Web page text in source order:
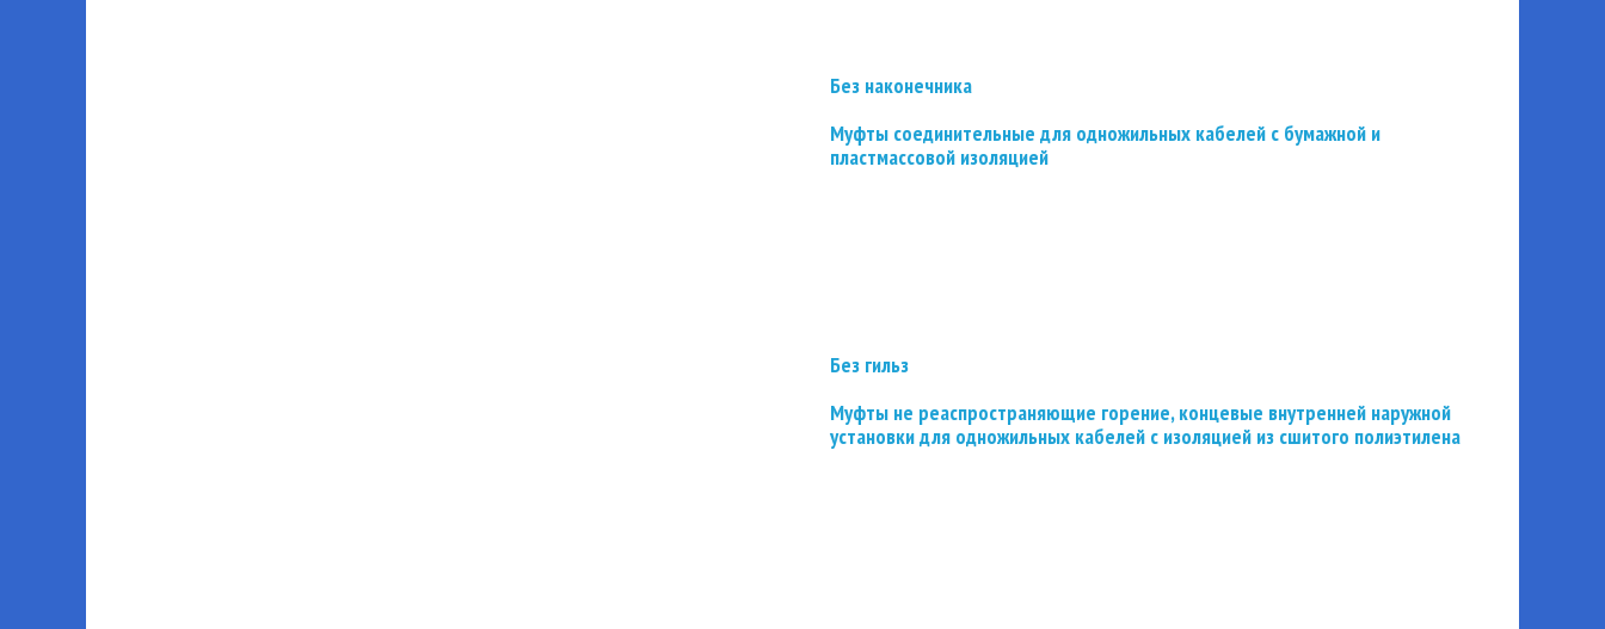
Без наконечника
Муфты соединительные для одножильных кабелей с бумажной и
пластмассовой изоляцией
Без гильз
Муфты не реаспространяющие горение, концевые внутренней наружной
установки для одножильных кабелей с изоляцией из сшитого полиэтилена